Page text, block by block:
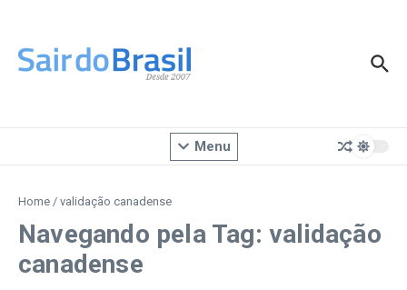
Menu
Home / validação canadense
Navegando pela Tag: validação
canadense